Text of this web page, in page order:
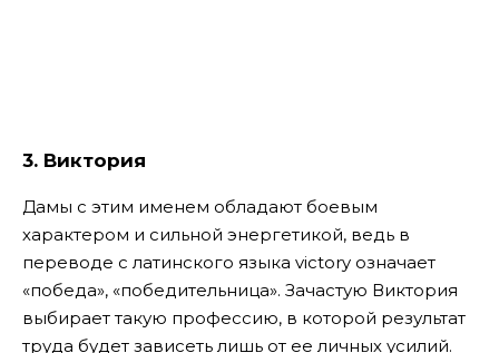
3. Виктория
Дамы с этим именем обладают боевым
характером и сильной энергетикой, ведь в
переводе с латинского языка victory означает
«победа», «победительница». Зачастую Виктория
выбирает такую профессию, в которой результат
труда будет зависеть лишь от ее личных усилий.